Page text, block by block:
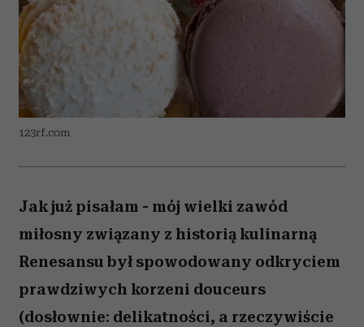
123rf.com
Jak już pisałam - mój wielki zawód
miłosny związany z historią kulinarną
Renesansu był spowodowany odkryciem
prawdziwych korzeni douceurs
(dosłownie: delikatności, a rzeczywiście